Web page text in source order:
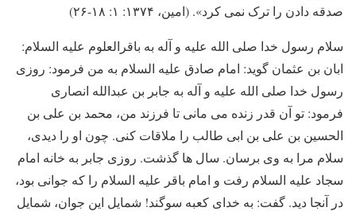
صدقه دادن را ترک نمی کرد». (امین، ۱۳۷۴: ۱: ۱۸-۲۶)
سلام رسول خدا صلی الله علیه و آله به باقرالعلوم علیه السلام:
ابان بن عثمان گوید: امام صادق علیه السلام به من فرمود: روزی
رسول خدا صلی الله علیه و آله به جابر بن عبدالله انصاری
فرمود: تو آن قدر زنده می مانی تا فرزند من، محمد بن علی بن
الحسین بن علی بن ابی طالب را ملاقات کنی. چون او را دیدی،
سلام مرا به وی برسان. سال ها گذشت. روزی جابر به خانه امام
سجاد علیه السلام رفت و امام باقر علیه السلام را که جوانی بود،
در آنجا دید. گفت: به خدای کعبه سوگند! شمایل این جوان، شمایل